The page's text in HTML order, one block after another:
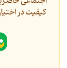
کیفیت در